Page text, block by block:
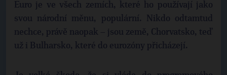
Euro je ve všech zemích, které ho používají jako
svou národní měnu, populární. Nikdo odtamtud
nechce, právě naopak – jsou země, Chorvatsko, teď
už i Bulharsko, které do eurozóny přicházejí.